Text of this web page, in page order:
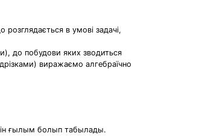
в умові задачі,
до побудови яких зводиться
виражаємо алгебраїчно
ғылым болып табылады.